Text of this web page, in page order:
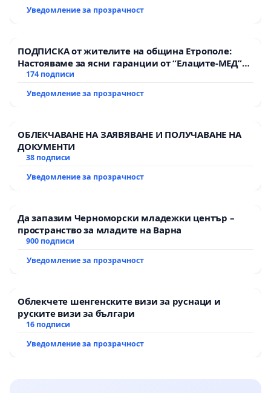
Мирово - к.к. Момин проход
Уведомление за прозрачност
ПОДПИСКА от жителите на община Етрополе:
Настояваме за ясни гаранции от “Елаците-МЕД”
АД и от държавата, че ще се изпълнят всички
174 подписи
Уведомление за прозрачност
ОБЛЕКЧАВАНЕ НА ЗАЯВЯВАНЕ И ПОЛУЧАВАНЕ НА
ДОКУМЕНТИ
38 подписи
Уведомление за прозрачност
Да запазим Черноморски младежки център –
пространство за младите на Варна
900 подписи
Уведомление за прозрачност
Облекчете шенгенските визи за руснаци и
руските визи за българи
16 подписи
Уведомление за прозрачност